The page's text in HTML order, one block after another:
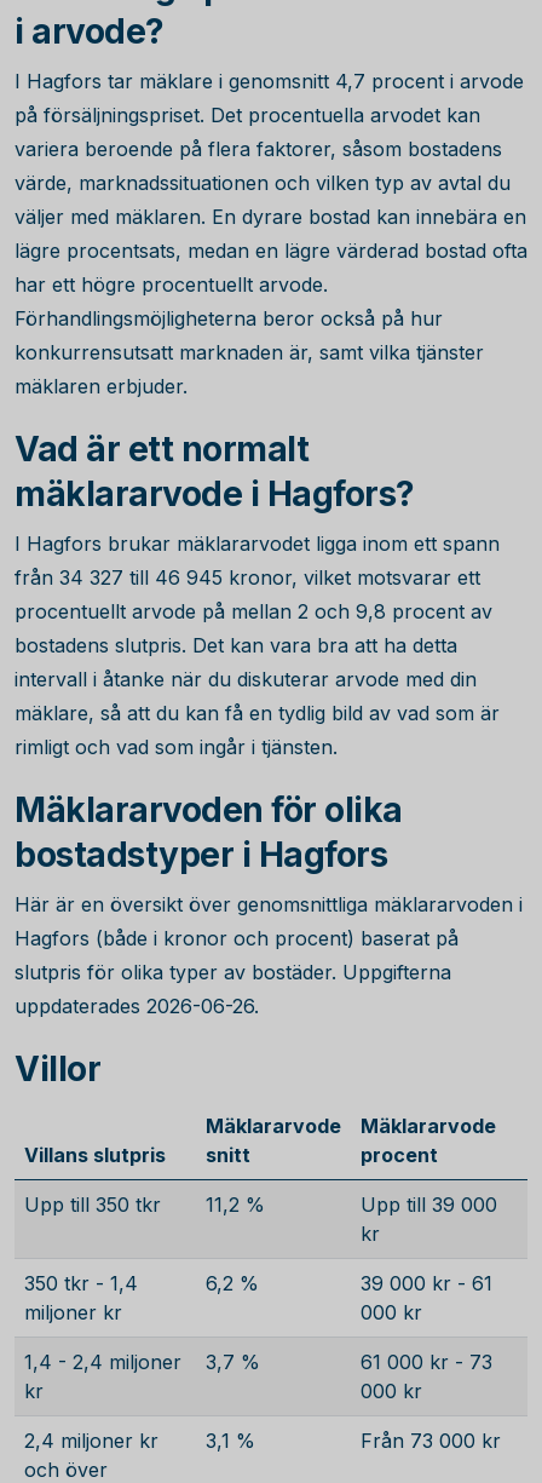
i arvode?
I Hagfors tar mäklare i genomsnitt 4,7 procent i arvode
på försäljningspriset. Det procentuella arvodet kan
variera beroende på flera faktorer, såsom bostadens
värde, marknadssituationen och vilken typ av avtal du
väljer med mäklaren. En dyrare bostad kan innebära en
lägre procentsats, medan en lägre värderad bostad ofta
har ett högre procentuellt arvode.
Förhandlingsmöjligheterna beror också på hur
konkurrensutsatt marknaden är, samt vilka tjänster
mäklaren erbjuder.
Vad är ett normalt
mäklararvode i Hagfors?
I Hagfors brukar mäklararvodet ligga inom ett spann
från 34 327 till 46 945 kronor, vilket motsvarar ett
procentuellt arvode på mellan 2 och 9,8 procent av
bostadens slutpris. Det kan vara bra att ha detta
intervall i åtanke när du diskuterar arvode med din
mäklare, så att du kan få en tydlig bild av vad som är
rimligt och vad som ingår i tjänsten.
Mäklararvoden för olika
bostadstyper i Hagfors
Här är en översikt över genomsnittliga mäklararvoden i
Hagfors (både i kronor och procent) baserat på
slutpris för olika typer av bostäder. Uppgifterna
uppdaterades 2026-06-26.
Villor
Villans slutpris
Mäklararvode
snitt
Mäklararvode
procent
Upp till 350 tkr 11,2 %
Upp till 39 000
kr
350 tkr - 1,4
miljoner kr
6,2 %
39 000 kr - 61
000 kr
1,4 - 2,4 miljoner
kr
3,7 %
61 000 kr - 73
000 kr
2,4 miljoner kr
och över
3,1 % Från 73 000 kr